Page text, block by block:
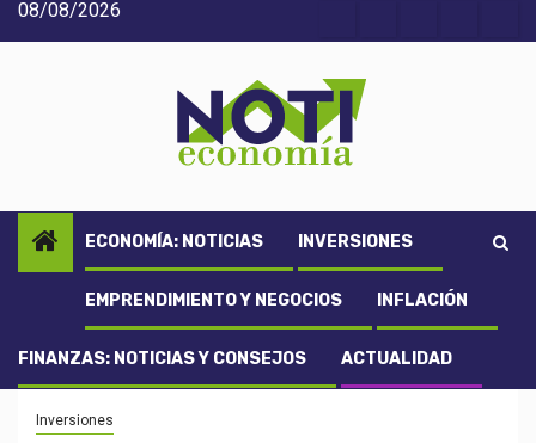
Saltar
al
08/08/2026
Noti-
economía
ECONOMÍA: NOTICIAS INVERSIONES
EMPRENDIMIENTO Y NEGOCIOS INFLACIÓN
FINANZAS: NOTICIAS Y CONSEJOS ACTUALIDAD
Inversiones